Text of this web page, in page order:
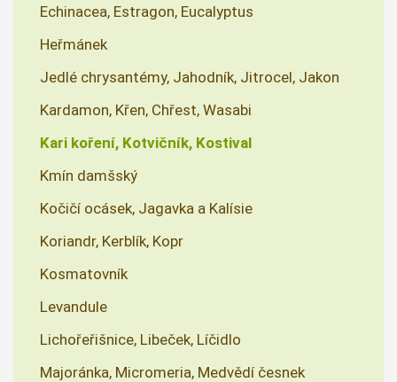
Echinacea, Estragon, Eucalyptus
Heřmánek
Jedlé chrysantémy, Jahodník, Jitrocel, Jakon
Kardamon, Křen, Chřest, Wasabi
Kari koření, Kotvičník, Kostival
Kmín damšský
Kočičí ocásek, Jagavka a Kalísie
Koriandr, Kerblík, Kopr
Kosmatovník
Levandule
Lichořeřišnice, Libeček, Líčidlo
Majoránka, Micromeria, Medvědí česnek